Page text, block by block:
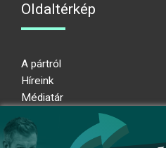
Oldaltérkép
A pártról
Híreink
Médiatár
Adatkezelési nyilatkozat